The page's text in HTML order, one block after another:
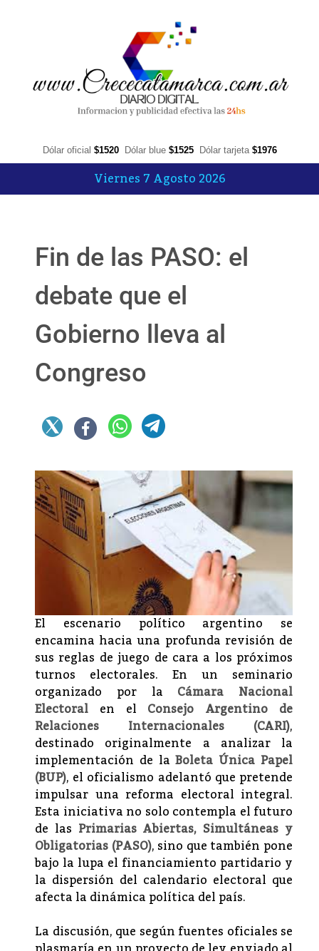
Dólar oficial $1520 Dólar blue $1525 Dólar tarjeta $1976
Viernes 7 Agosto 2026
Fin de las PASO: el
debate que el
Gobierno lleva al
Congreso
El escenario político argentino se
encamina hacia una profunda revisión de
sus reglas de juego de cara a los próximos
turnos electorales. En un seminario
organizado por la Cámara Nacional
Electoral en el Consejo Argentino de
Relaciones Internacionales (CARI),
destinado originalmente a analizar la
implementación de laBoleta Única Papel
(BUP), el oficialismo adelantó que pretende
impulsar una reforma electoral integral.
Esta iniciativa no solo contempla el futuro
de las Primarias Abiertas, Simultáneas y
Obligatorias (PASO), sino que también pone
bajo la lupa el financiamiento partidario y
la dispersión del calendario electoral que
afecta la dinámica política del país.
La discusión, que según fuentes oficiales se